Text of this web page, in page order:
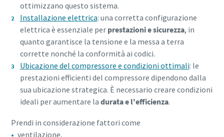
ottimizzano questo sistema.
Installazione elettrica: una corretta configurazione
elettrica è essenziale per prestazioni e sicurezza, in
quanto garantisce la tensione e la messa a terra
corrette nonché la conformità ai codici.
Ubicazione del compressore e condizioni ottimali: le
prestazioni efficienti del compressore dipendono dalla
sua ubicazione strategica. È necessario creare condizioni
ideali per aumentare la durata e l'efficienza.
Prendi in considerazione fattori come
ventilazione,